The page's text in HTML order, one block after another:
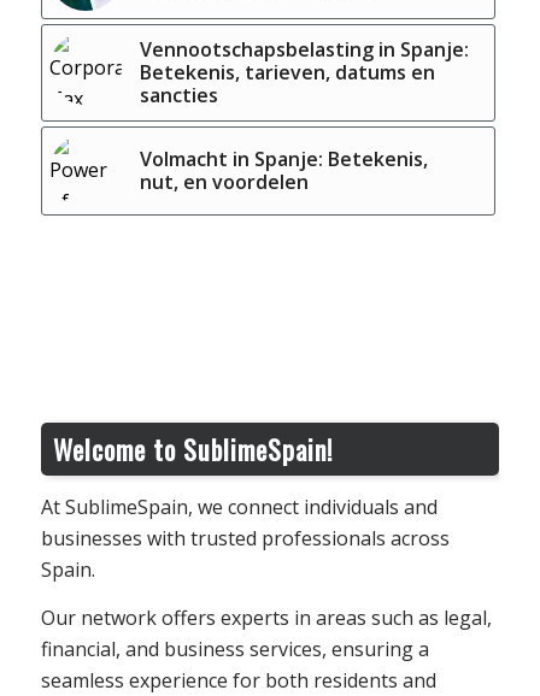
Vennootschapsbelasting in Spanje:
Betekenis, tarieven, datums en
sancties
Volmacht in Spanje: Betekenis,
nut, en voordelen
Welcome to SublimeSpain!
At SublimeSpain, we connect individuals and
businesses with trusted professionals across
Spain.
Our network offers experts in areas such as legal,
financial, and business services, ensuring a
seamless experience for both residents and